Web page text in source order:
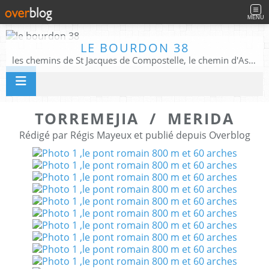
MENU
LE BOURDON 38
les chemins de St Jacques de Compostelle, le chemin d'Assise, La Voie Francigena, et autres chemins ........
TORREMEJIA / MERIDA
Rédigé par Régis Mayeux et publié depuis Overblog